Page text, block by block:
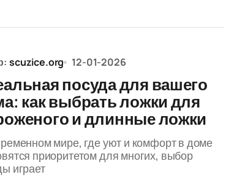
scuzice.org 12-01-2026
посуда для вашего
как выбрать ложки для
и длинные ложки
мире, где уют и комфорт в доме
приоритетом для многих, выбор
играет